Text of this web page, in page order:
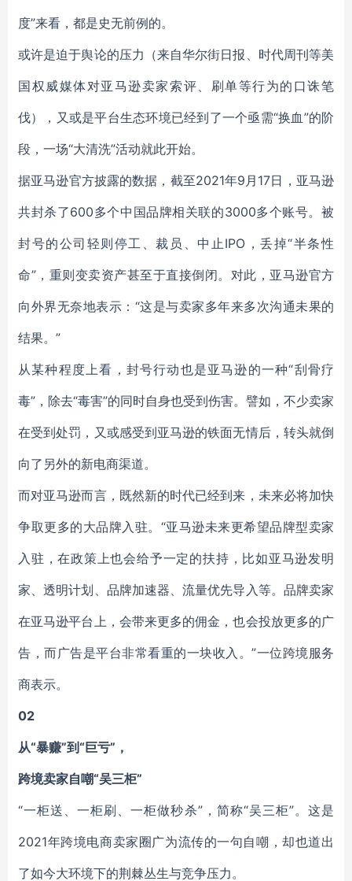
度”来看，都是史无前例的。
或许是迫于舆论的压力（来自华尔街日报、时代周刊等美
国权威媒体对亚马逊卖家索评、刷单等行为的口诛笔
伐），又或是平台生态环境已经到了一个亟需“换血”的阶
段，一场“大清洗”活动就此开始。
据亚马逊官方披露的数据，截至2021年9月17日，亚马逊
共封杀了600多个中国品牌相关联的3000多个账号。被
封号的公司轻则停工、裁员、中止IPO，丢掉“半条性
命”，重则变卖资产甚至于直接倒闭。对此，亚马逊官方
向外界无奈地表示：“这是与卖家多年来多次沟通未果的
结果。”
从某种程度上看，封号行动也是亚马逊的一种“刮骨疗
毒”，除去“毒害”的同时自身也受到伤害。譬如，不少卖家
在受到处罚，又或感受到亚马逊的铁面无情后，转头就倒
向了另外的新电商渠道。
而对亚马逊而言，既然新的时代已经到来，未来必将加快
争取更多的大品牌入驻。“亚马逊未来更希望品牌型卖家
入驻，在政策上也会给予一定的扶持，比如亚马逊发明
家、透明计划、品牌加速器、流量优先导入等。品牌卖家
在亚马逊平台上，会带来更多的佣金，也会投放更多的广
告，而广告是平台非常看重的一块收入。”一位跨境服务
商表示。
02
从“暴赚”到“巨亏”，
跨境卖家自嘲“吴三柜”
“一柜送、一柜刷、一柜做秒杀”，简称“吴三柜”。这是
2021年跨境电商卖家圈广为流传的一句自嘲，却也道出
了如今大环境下的荆棘丛生与竞争压力。